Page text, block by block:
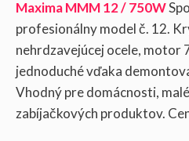
Maxima MMM 12 / 750W
profesionálny model č. 12.
nehrdzavejúcej ocele, motor
jednoduché vďaka
Vhodný pre domácnosti,
zabíjačkových produktov.